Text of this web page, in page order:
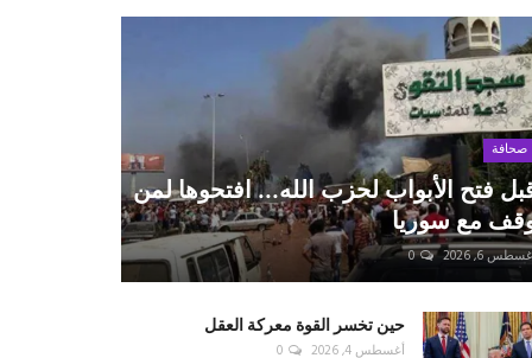
صحافة
فتح الأبواب لحزب الله... افتحوها لمن
مع سوريا
6, 2026
0
حين تخسر القوة معركة العقل
أغسطس 4, 2026 0